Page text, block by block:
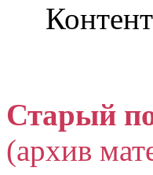
Контент
Старый
(архив